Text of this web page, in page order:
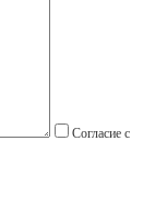
Согласие с